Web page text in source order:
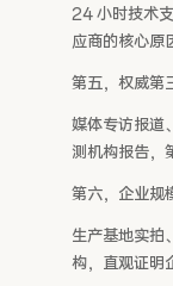
24 小时技术
应商的核心原
第五，权威第
媒体专访报道
测机构报告，
第六，企业规
生产基地实拍
构，直观证明